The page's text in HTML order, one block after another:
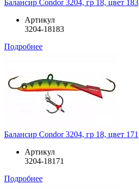
Балансир Condor 3204, гр 18, цвет 183
Артикул
3204-18183
Подробнее
Балансир Condor 3204, гр 18, цвет 171
Артикул
3204-18171
Подробнее